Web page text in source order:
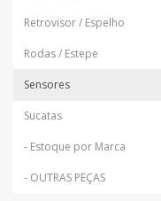
Retrovisor / Espelho
Rodas / Estepe
Sensores
Sucatas
- Estoque por Marca
- OUTRAS PEÇAS